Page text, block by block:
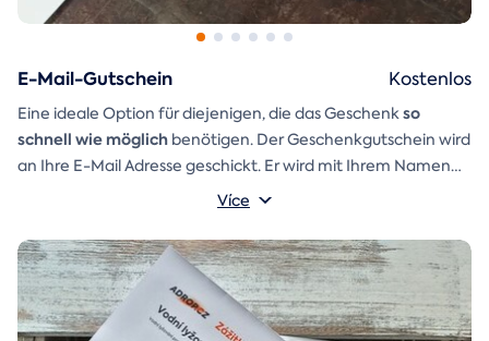
E-Mail-Gutschein
Eine ideale Option für diejenigen, die das Geschenkso
schnell wie möglich benötigen. Der Geschenkgutschein wird
an Ihre E-Mail Adresse geschickt. Er wird mit Ihrem Namen
und einer Aufschrift versehen, die Sie selbst schreiben
ausschneiden und zusammenkleben können, ist ebenfalls in
der E-Mail enthalten.
Více
Kostenlos